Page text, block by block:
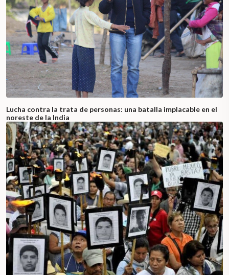
Lucha contra la trata de personas: una batalla implacable en el
noreste de la India